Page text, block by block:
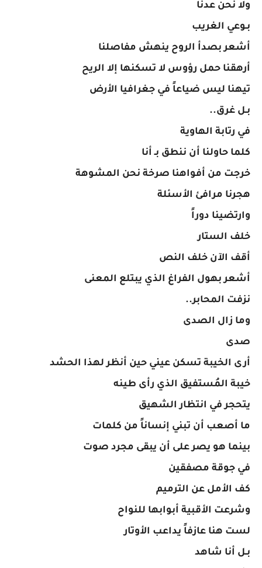
ولا نحن عدنا
بـوعي الغريب
​أشعر بصدأ الروح ينهش مفاصلنا
أرهقنا حمل رؤوس لا تسكنها إلا الريح
تيهنا ليس ضياعاً في جغرافيا الأرض
بـل غرق..
في رتابة الهاوية
​كلما حاولنا أن ننطق بـ أنا
خرجت من أفواهنا صرخة نحن المشوهة
هجرنا مرافئ الأسئلة
وارتضينا دوراً
خلف الستار
​أقف الآن خلف النص
أشعر بهول الفراغ الذي يبتلع المعنى
نزفت المحابر..
وما زال الصدى
صدى
​أرى الخيبة تسكن عيني حين أنظر لهذا الحشد
خيبة المُستفيق الذي رأى طينه
يتحجر في انتظار الشهيق
​ما أصعب أن تبني إنساناً من كلمات
بينما هو يصر على أن يبقى مجرد صوت
في جوقة مصفقين
​كف الأمل عن الترميم
وشرعت الأقبية أبوابها للنواح
لست هنا عازفاً يداعب الأوتار
بـل أنا شاهد